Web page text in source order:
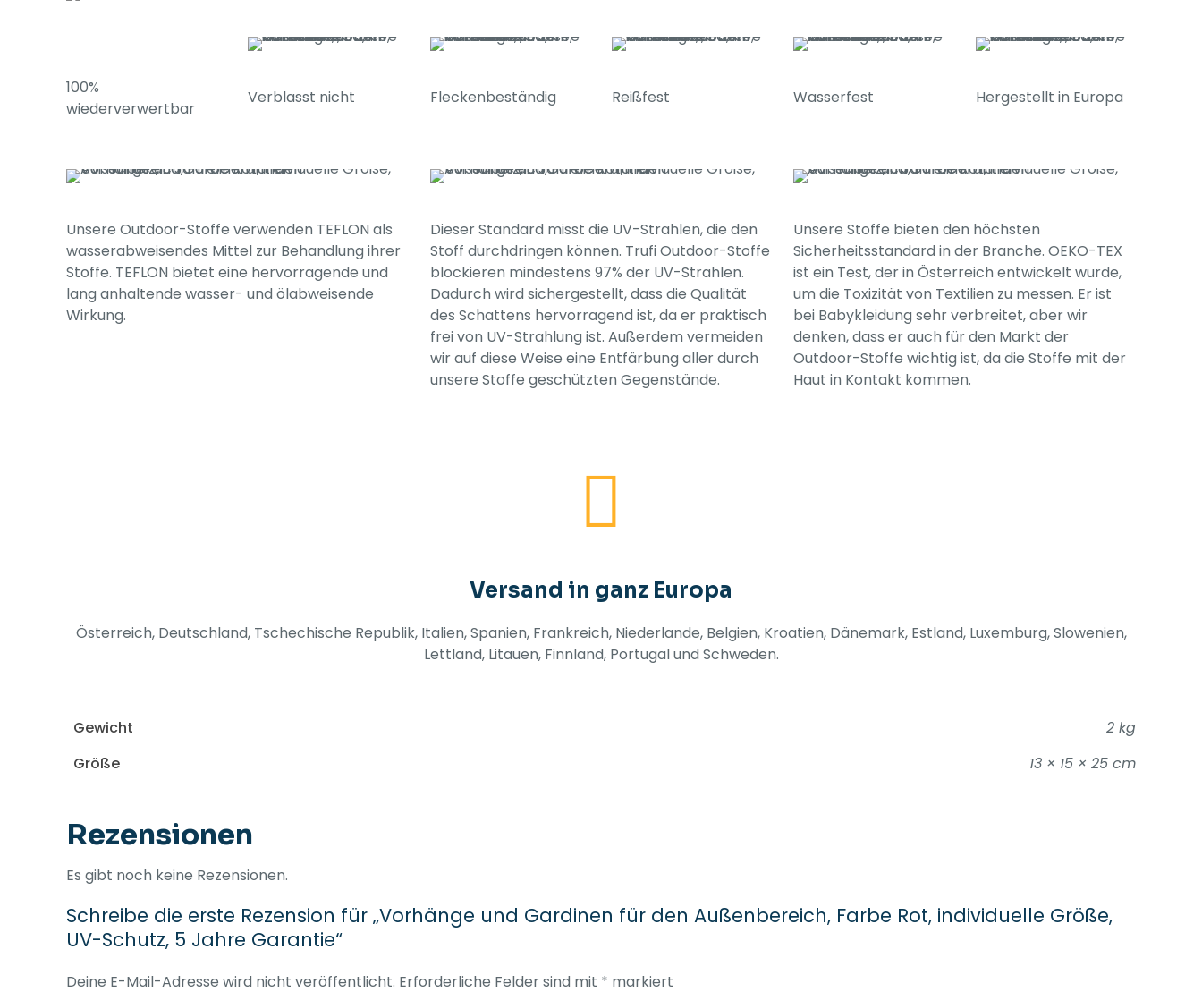
100%
wiederverwertbar
Verblasst nicht Fleckenbeständig Reißfest Wasserfest Hergestellt in Europa
Unsere Outdoor-Stoffe verwenden TEFLON als
wasserabweisendes Mittel zur Behandlung ihrer
Stoffe. TEFLON bietet eine hervorragende und
lang anhaltende wasser- und ölabweisende
Wirkung.
Dieser Standard misst die UV-Strahlen, die den
Stoff durchdringen können. Trufi Outdoor-Stoffe
blockieren mindestens 97% der UV-Strahlen.
Dadurch wird sichergestellt, dass die Qualität
des Schattens hervorragend ist, da er praktisch
frei von UV-Strahlung ist. Außerdem vermeiden
wir auf diese Weise eine Entfärbung aller durch
unsere Stoffe geschützten Gegenstände.
Unsere Stoffe bieten den höchsten
Sicherheitsstandard in der Branche. OEKO-TEX
ist ein Test, der in Österreich entwickelt wurde,
um die Toxizität von Textilien zu messen. Er ist
bei Babykleidung sehr verbreitet, aber wir
denken, dass er auch für den Markt der
Outdoor-Stoffe wichtig ist, da die Stoffe mit der
Haut in Kontakt kommen.
Versand in ganz Europa
Österreich, Deutschland, Tschechische Republik, Italien, Spanien, Frankreich, Niederlande, Belgien, Kroatien, Dänemark, Estland, Luxemburg, Slowenien,
Lettland, Litauen, Finnland, Portugal und Schweden.
Gewicht
2 kg
Größe
13 × 15 × 25 cm
Rezensionen
Es gibt noch keine Rezensionen.
Schreibe die erste Rezension für „Vorhänge und Gardinen für den Außenbereich, Farbe Rot, individuelle Größe,
UV-Schutz, 5 Jahre Garantie“
Deine E-Mail-Adresse wird nicht veröffentlicht. Erforderliche Felder sind mit * markiert